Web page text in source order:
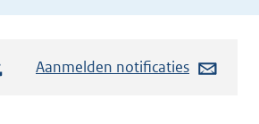
Aanmelden notificaties